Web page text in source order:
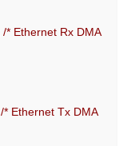
/* Ethernet Rx DMA
/* Ethernet Tx DMA